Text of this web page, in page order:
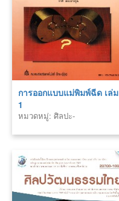
การออกแบบแม่พิมพ์ฉีด เล่ม
1
หมวดหมู่: ศิลปะ-